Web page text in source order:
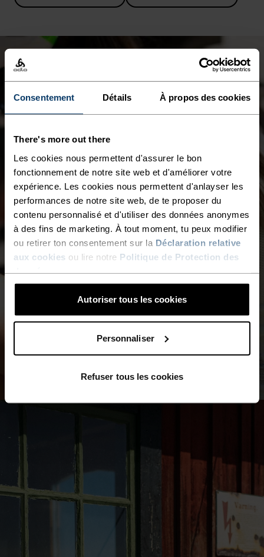
Consentement Détails À propos des cookies
There's more out there
Les cookies nous permettent d'assurer le bon
fonctionnement de notre site web et d'améliorer votre
expérience. Les cookies nous permettent d'anlayser les
performances de notre site web, de te proposer du
contenu personnalisé et d'utiliser des données anonymes
à des fins de marketing. À tout moment, tu peux modifier
ou retirer ton consentement sur la Déclaration relative
aux cookies ou lire notre Politique de Protection des
Autoriser tous les cookies
Personnaliser
Refuser tous les cookies